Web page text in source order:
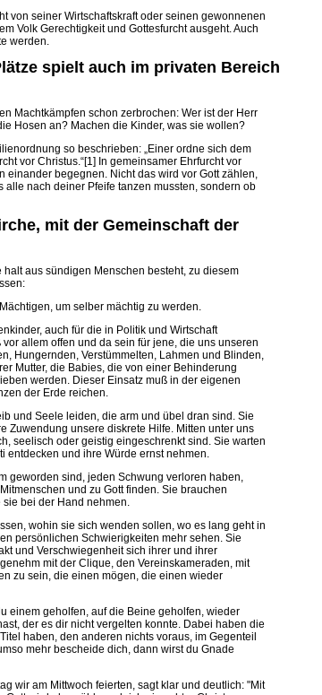
von seiner Wirtschafts­kraft oder seinen gewonnenen
Volk Gerechtigkeit und Gottesfurcht ausgeht. Auch
werden.
spielt auch im privaten Bereich
Machtkämpfen schon zerbrochen: Wer ist der Herr
Hosen an? Machen die Kinder, was sie wollen?
so beschrieben: „Einer ordne sich dem
vor Christus.“[1] In gemeinsamer Ehrfurcht vor
begegnen. Nicht das wird vor Gott zählen,
alle nach deiner Pfeife tanzen mussten, sondern ob
mit der Gemeinschaft der
aus sündigen Menschen besteht, zu diesem
um selber mächtig zu werden.
auch für die in Politik und Wirtschaft
allem offen und da sein für jene, die uns unseren
Hungernden, Verstümmelten, Lahmen und Blinden,
Mutter, die Babies, die von einer Behinderung
werden. Dieser Einsatz muß in der eigenen
der Erde reichen.
und Seele leiden, die arm und übel dran sind. Sie
Zuwendung unsere diskrete Hilfe. Mitten unter uns
seelisch oder geistig eingeschrenkt sind. Sie warten
entdecken und ihre Würde ernst nehmen.
geworden sind, jeden Schwung verloren haben,
und zu Gott finden. Sie brauchen
bei der Hand nehmen.
wohin sie sich wenden sollen, wo es lang geht in
persönlichen Schwierigkeiten mehr sehen. Sie
und Verschwiegenheit sich ihrer und ihrer
mit der Clique, den Vereinskameraden, mit
zu sein, die einen mögen, die einen wieder
einem geholfen, auf die Beine geholfen, wieder
der es dir nicht vergelten konnte. Dabei haben die
haben, den anderen nichts voraus, im Gegenteil
mehr bescheide dich, dann wirst du Gnade
wir am Mittwoch feierten, sagt klar und deutlich: "Mit